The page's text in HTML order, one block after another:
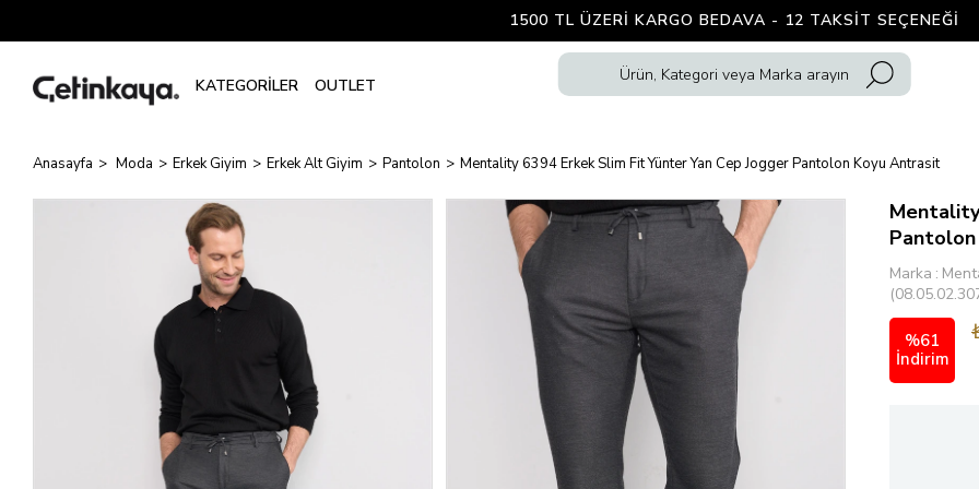
1500 TL ÜZERI KARGO BEDAVA - 12 TAKSIT SEÇENEĞI
Anasayfa Moda Erkek Giyim Erkek Alt Giyim Pantolon Mentality 6394 Erkek Slim Fit Yünter Yan Cep Jogger Pantolon Koyu Antrasit
Marka :
%61
İndirim